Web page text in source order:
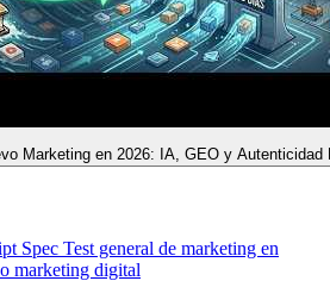
Marketing en 2026: IA, GEO y Autenticidad
Spec Test general de marketing en
marketing digital